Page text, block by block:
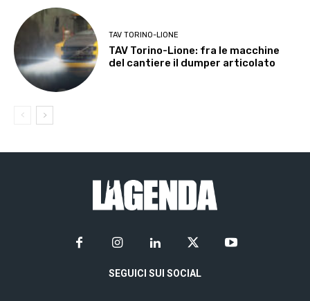
TAV TORINO-LIONE
TAV Torino-Lione: fra le macchine
del cantiere il dumper articolato
SEGUICI SUI SOCIAL